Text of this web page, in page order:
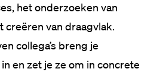
het onderzoeken van
creëren van draagvlak.
collega’s breng je
en zet je ze om in concrete